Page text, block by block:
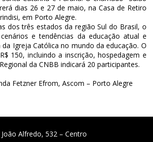
dias 26 e 27 de maio, na Casa de Retiro
em Porto Alegre.
dos três estados da região Sul do Brasil, o
e tendências da educação atual e
Igreja Católica no mundo da educação. O
150, incluindo a inscrição, hospedagem e
da CNBB indicará 20 participantes.
Fetzner Efrom, Ascom – Porto Alegre
João Alfredo, 532 – Centro